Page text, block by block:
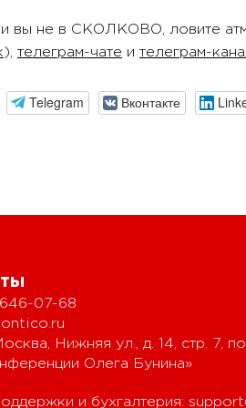
вы не в СКОЛКОВО, ловите
), телеграм-чате и телеграм-
Telegram Вконтакте
07-68
Нижняя ул., д. 14, стр. 7,
Олега Бунина»
и бухгалтерия: